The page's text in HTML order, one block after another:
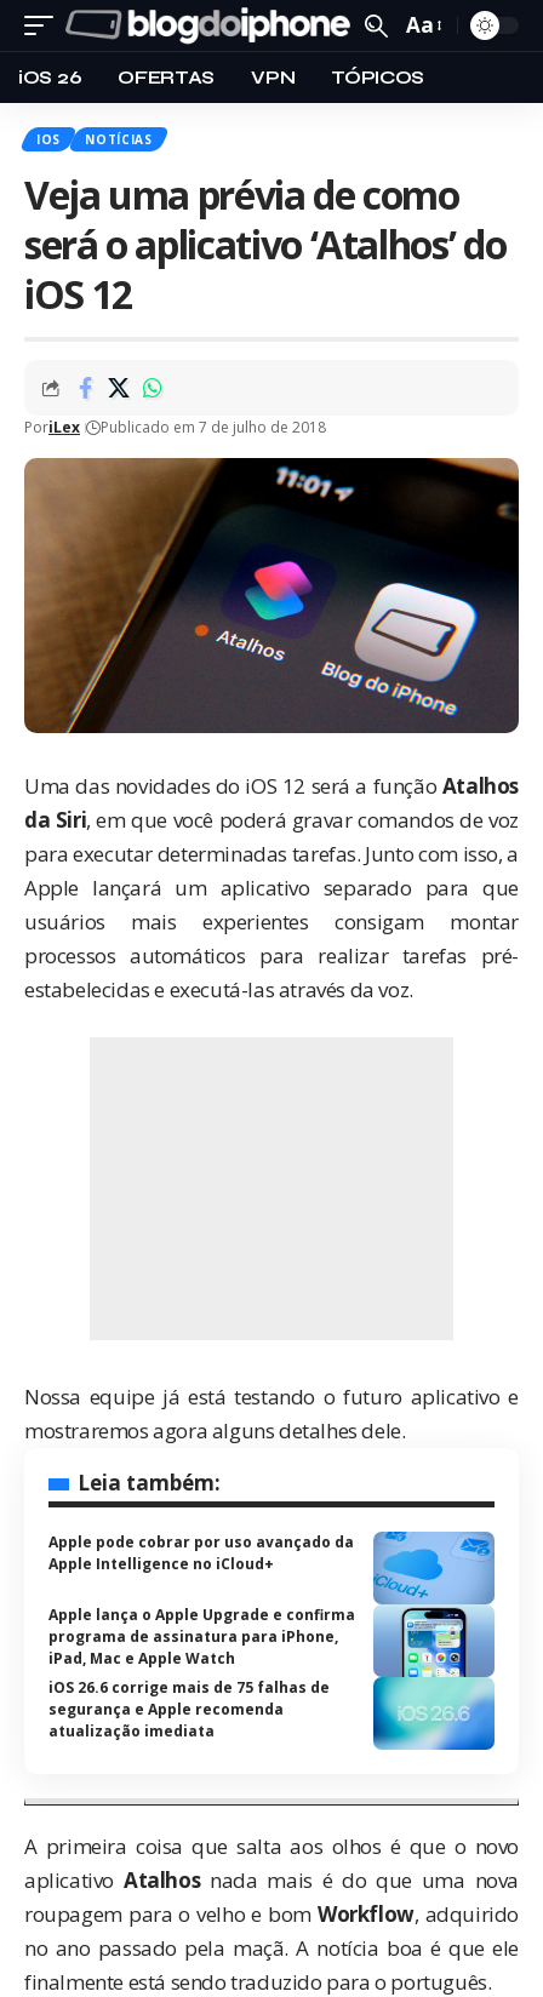
Aa
iOS 26 OFERTAS VPN TÓPICOS
IOS NOTÍCIAS
Veja uma prévia de como
será o aplicativo ‘Atalhos’ do
iOS 12
PoriLex Publicado em 7 de julho de 2018
Uma das novidades do iOS 12 será a função Atalhos
da Siri, em que você poderá gravar comandos de voz
para executar determinadas tarefas. Junto com isso, a
Apple lançará um aplicativo separado para que
usuários mais experientes consigam montar
processos automáticos para realizar tarefas pré-
estabelecidas e executá-las através da voz.
Nossa equipe já está testando o futuro aplicativo e
mostraremos agora alguns detalhes dele.
Leia também:
Apple pode cobrar por uso avançado da
Apple Intelligence no iCloud+
Apple lança o Apple Upgrade e confirma
programa de assinatura para iPhone,
iPad, Mac e Apple Watch
iOS 26.6 corrige mais de 75 falhas de
segurança e Apple recomenda
atualização imediata
A primeira coisa que salta aos olhos é que o novo
aplicativo Atalhosnada mais é do que uma nova
roupagem para o velho e bomWorkflow, adquirido
no ano passado pela maçã. A notícia boa é que ele
finalmente está sendo traduzido para o português.